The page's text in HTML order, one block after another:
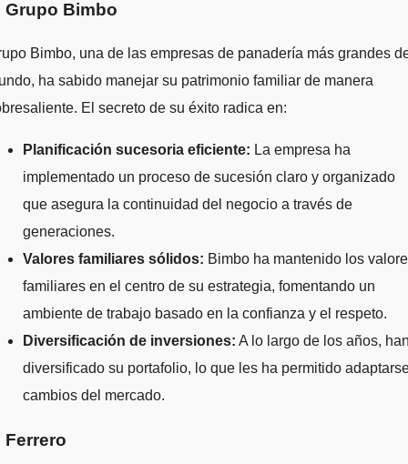
Grupo Bimbo
Bimbo, una de las empresas de panadería más grandes
ha sabido manejar su patrimonio familiar de manera
El secreto de su éxito radica en:
Planificación sucesoria eficiente: La empresa ha
implementado un proceso de sucesión claro y organizado
que asegura la continuidad del negocio a través de
generaciones.
Valores familiares sólidos: Bimbo ha mantenido los
familiares en el centro de su estrategia, fomentando un
ambiente de trabajo basado en la confianza y el respeto.
Diversificación de inversiones: A lo largo de los años,
diversificado su portafolio, lo que les ha permitido
cambios del mercado.
Ferrero